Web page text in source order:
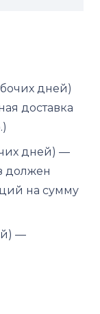
дней)
доставка
дней) —
должен
на сумму
—